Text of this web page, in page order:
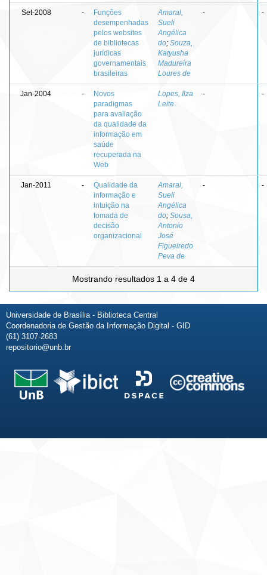
Set-2008 -
Funções
desempenhadas
pelos websites
de bibliotecas
jurídicas
governamentais
brasileiras
Amaral,
Sueli
Angélica
do; Souza,
Katyusha
Madureira
Loures de
- -
Jan-2004 -
Novos
paradigmas
para avaliação
da qualidade da
informação em
saúde
recuperada na
Web
Lopes, Ilza
Leite
- -
Jan-2011 -
Qualidade da
informação e
intuição na
tomada de
decisão
organizacional
Amaral,
Sueli
Angélica
do; Sousa,
Antonio
José
Figueiredo
Peva de
- -
Mostrando resultados 1 a 4 de 4
Universidade de Brasília - Biblioteca Central
Coordenadoria de Gestão da Informação Digital - GID
(61) 3107-2683
repositorio@unb.br